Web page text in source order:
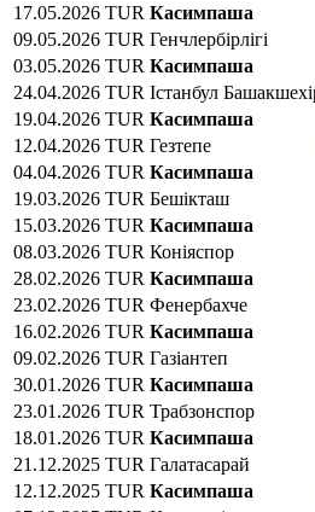
17.05.2026 TUR Касимпаша
09.05.2026 TUR Генчлербірлігі
03.05.2026 TUR Касимпаша
24.04.2026 TUR Істанбул
19.04.2026 TUR Касимпаша
12.04.2026 TUR Гезтепе
04.04.2026 TUR Касимпаша
19.03.2026 TUR Бешікташ
15.03.2026 TUR Касимпаша
08.03.2026 TUR Коніяспор
28.02.2026 TUR Касимпаша
23.02.2026 TUR Фенербахче
16.02.2026 TUR Касимпаша
09.02.2026 TUR Газіантеп
30.01.2026 TUR Касимпаша
23.01.2026 TUR Трабзонспор
18.01.2026 TUR Касимпаша
21.12.2025 TUR Галатасарай
12.12.2025 TUR Касимпаша